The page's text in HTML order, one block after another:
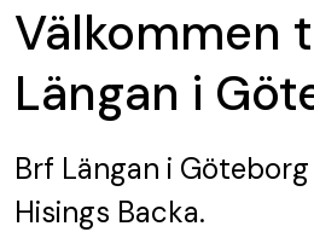
Välkommen
Längan i
Brf Längan i Göteborg
Hisings Backa.